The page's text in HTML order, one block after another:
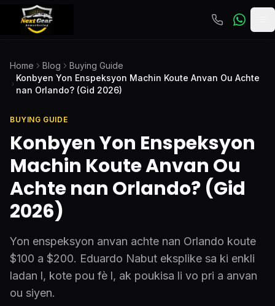
Home Blog
Buying Guide
Konbyen Yon Enspeksyon Machin Koute Anvan Ou Achte
nan Orlando? (Gid 2026)
BUYING GUIDE
Konbyen Yon Enspeksyon
Machin Koute Anvan Ou
Achte nan Orlando? (Gid
2026)
Yon enspeksyon anvan achte nan Orlando koute
$100 a $200. Eduardo Nabut eksplike sa ki enkli
ladan l, kote pou fè l, ak poukisa li vo pri a anvan
ou siyen.